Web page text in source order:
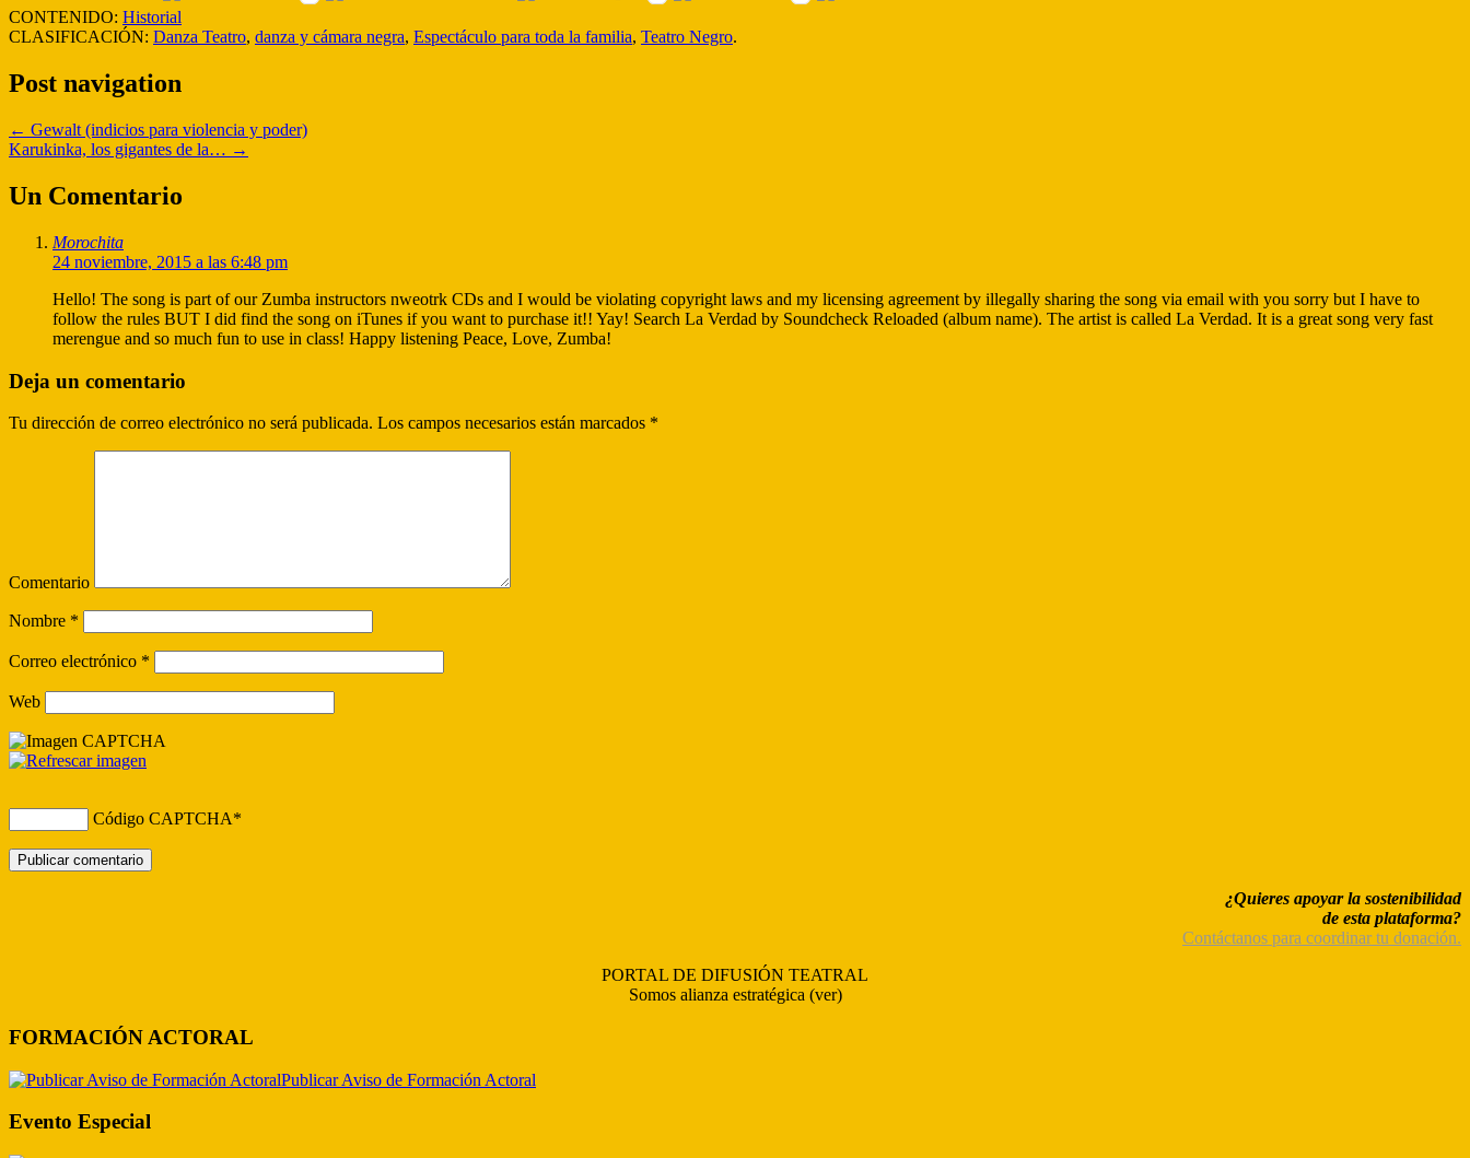
CONTENIDO: Historial
CLASIFICACIÓN: Danza Teatro, danza y cámara negra, Espectáculo para toda la familia, Teatro Negro.
Post navigation
← Gewalt (indicios para violencia y poder)
Karukinka, los gigantes de la… →
Un Comentario
Morochita
24 noviembre, 2015 a las 6:48 pm
Hello! The song is part of our Zumba instructors nweotrk CDs and I would be violating copyright laws and my licensing agreement by illegally sharing the song via email with you sorry but I have to
follow the rules BUT I did find the song on iTunes if you want to purchase it!! Yay! Search La Verdad by Soundcheck Reloaded (album name). The artist is called La Verdad. It is a great song very fast
merengue and so much fun to use in class! Happy listening Peace, Love, Zumba!
Deja un comentario
Tu dirección de correo electrónico no será publicada. Los campos necesarios están marcados *
Comentario
Nombre *
Correo electrónico *
Web
Código CAPTCHA*
¿Quieres apoyar la sostenibilidad
de esta plataforma?
Contáctanos para coordinar tu donación.
PORTAL DE DIFUSIÓN TEATRAL
Somos alianza estratégica (ver)
FORMACIÓN ACTORAL
Publicar Aviso de Formación Actoral
Evento Especial